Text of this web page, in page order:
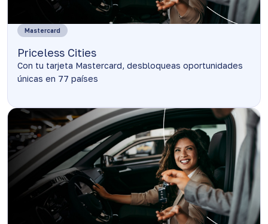
Mastercard
Priceless Cities
Con tu tarjeta Mastercard, desbloqueas oportunidades
únicas en 77 países